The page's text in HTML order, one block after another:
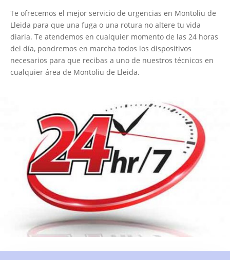
Te ofrecemos el mejor servicio de urgencias en Montoliu de
Lleida para que una fuga o una rotura no altere tu vida
diaria. Te atendemos en cualquier momento de las 24 horas
del día, pondremos en marcha todos los dispositivos
necesarios para que recibas a uno de nuestros técnicos en
cualquier área de Montoliu de Lleida.